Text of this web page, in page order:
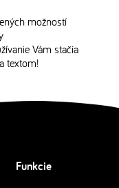
možností
Vám stačia
textom!
Funkcie